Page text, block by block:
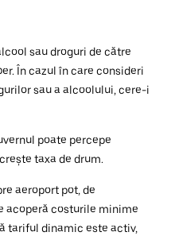
sau droguri de către
În cazul în care consideri
sau a alcoolului, cere-i
poate percepe
taxa de drum.
aeroport pot, de
acoperă costurile minime
tariful dinamic este activ,